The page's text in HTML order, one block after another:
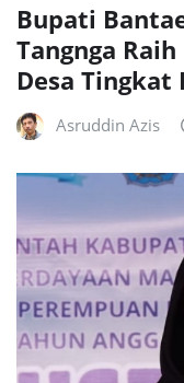
Bupati
Tangnga
Desa Tingkat
Asruddin Azis